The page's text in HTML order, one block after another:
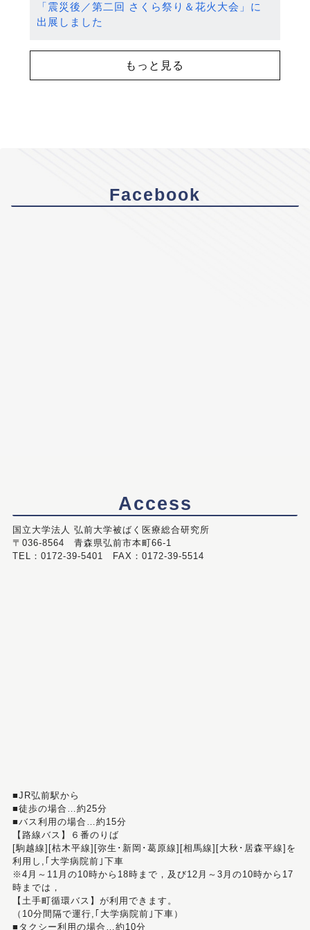
「震災後／第二回 さくら祭り＆花火大会」に
出展しました
もっと見る
Facebook
Access
国立大学法人 弘前大学被ばく医療総合研究所
〒036-8564 青森県弘前市本町66-1
TEL：0172-39-5401 FAX：0172-39-5514
■JR弘前駅から
■徒歩の場合…約25分
■バス利用の場合…約15分
【路線バス】６番のりば
[駒越線][枯木平線][弥生･新岡･葛原線][相馬線][大秋･居森平線]を
利用し,｢大学病院前｣下車
※4月～11月の10時から18時まで，及び12月～3月の10時から17
時までは，
【土手町循環バス】が利用できます。
（10分間隔で運行,｢大学病院前｣下車）
■タクシー利用の場合…約10分